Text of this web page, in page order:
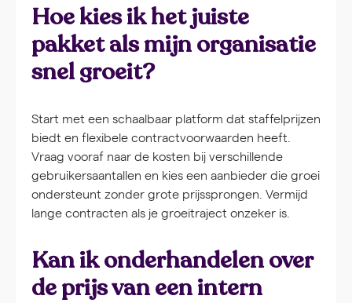
Hoe kies ik het juiste
pakket als mijn organisatie
snel groeit?
Start met een schaalbaar platform dat staffelprijzen
biedt en flexibele contractvoorwaarden heeft.
Vraag vooraf naar de kosten bij verschillende
gebruikersaantallen en kies een aanbieder die groei
ondersteunt zonder grote prijssprongen. Vermijd
lange contracten als je groeitraject onzeker is.
Kan ik onderhandelen over
de prijs van een intern